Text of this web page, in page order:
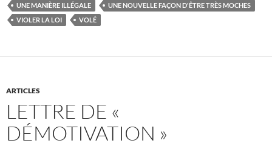
UNE MANIÈRE ILLÉGALE
UNE NOUVELLE FAÇON D'ÊTRE TRÈS MOCHES
VIOLER LA LOI
VOLÉ
ARTICLES
LETTRE DE «
DÉMOTIVATION »